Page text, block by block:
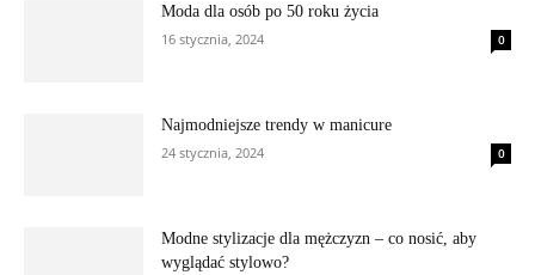
Moda dla osób po 50 roku życia
16 stycznia, 2024
0
Najmodniejsze trendy w manicure
24 stycznia, 2024
0
Modne stylizacje dla mężczyzn – co nosić, aby
wyglądać stylowo?